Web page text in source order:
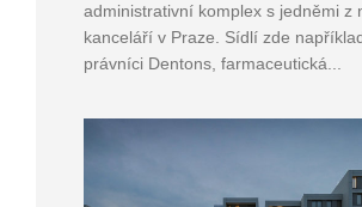
administrativní komplex s jedněmi z
kanceláří v Praze. Sídlí zde
právníci Dentons, farmaceutická...